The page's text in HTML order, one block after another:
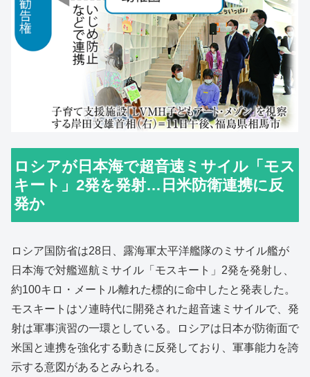
ロシアが日本海で超音速ミサイル「モス
キート」2発を発射…日米防衛連携に反
発か
ロシア国防省は28日、露海軍太平洋艦隊のミサイル艦が
日本海で対艦巡航ミサイル「モスキート」2発を発射し、
約100キロ・メートル離れた標的に命中したと発表した。
モスキートはソ連時代に開発された超音速ミサイルで、発
射は軍事演習の一環としている。ロシアは日本が防衛面で
米国と連携を強化する動きに反発しており、軍事能力を誇
示する意図があるとみられる。